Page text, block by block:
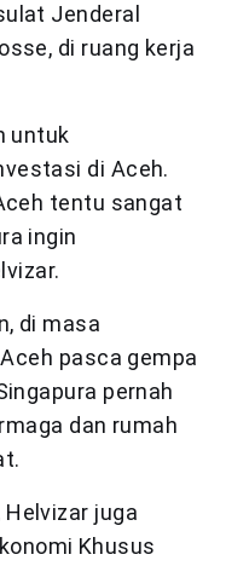
Jenderal
di ruang kerja
untuk
di Aceh.
tentu sangat
ingin
di masa
pasca gempa
pernah
dan rumah
juga
Khusus